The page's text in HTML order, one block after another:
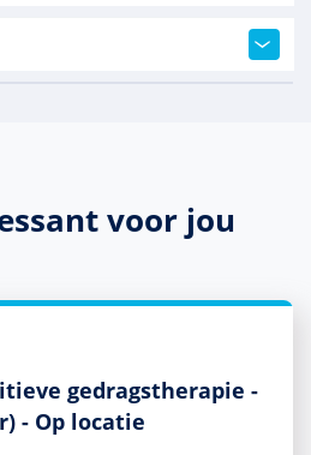
voor jou
gedragstherapie -
- Op locatie